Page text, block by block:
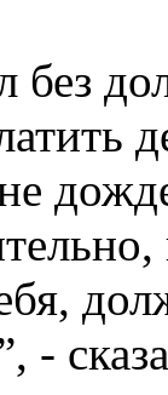
без
-